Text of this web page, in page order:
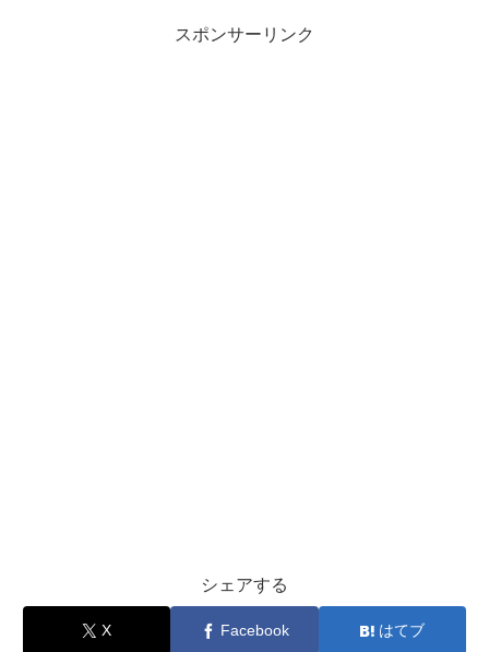
スポンサーリンク
シェアする
X Facebook はてブ